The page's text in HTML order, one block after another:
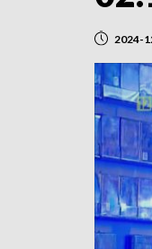
2024-